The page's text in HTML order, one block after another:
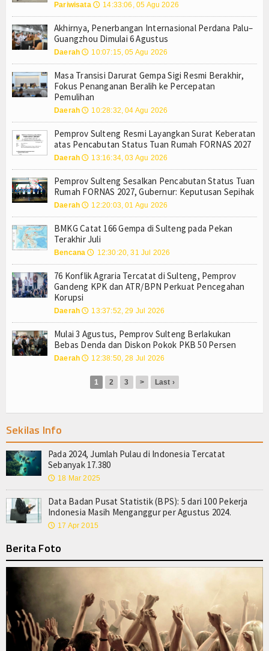
Ceramah
Hikmah
Index Berita
Video
Agenda
Forum
Register
Karyawan Hilang Usai Jatuh dari Tongkang di
Palu, Sigi, dan Donggala Jadi Tujuan Wisata
Akhirnya, Penerbangan Internasional Perdana
Suka Rekam Orang Tanpa Izin Buat Konten?
180 Gempa di Sulteng Tercatat pada Minggu
Perhatikan Kualitas Air, Depot di Palu Diminta
Mahasiswi Asal Morut Meninggal di Kos Palu,
Usai Palu–Guangzhou, Sulteng Bidik Rute
Mayat Perempuan Ditemukan Mengapung di
Karyawan Hilang Usai Jatuh dari Tongkang di
Palu, Sigi, dan Donggala Jadi Tujuan Wisata
Akhirnya, Penerbangan Internasional Perdana
Suka Rekam Orang Tanpa Izin Buat Konten?
180 Gempa di Sulteng Tercatat pada Minggu
Perhatikan Kualitas Air, Depot di Palu Diminta
Pariwisata 🕔 14:33:06, 05 Agu 2026
Akhirnya, Penerbangan Internasional Perdana Palu–
Guangzhou Dimulai 6 Agustus
Daerah 🕔 10:07:15, 05 Agu 2026
Masa Transisi Darurat Gempa Sigi Resmi Berakhir,
Fokus Penanganan Beralih ke Percepatan
Pemulihan
Daerah 🕔 10:28:32, 04 Agu 2026
Pemprov Sulteng Resmi Layangkan Surat Keberatan
atas Pencabutan Status Tuan Rumah FORNAS 2027
Daerah 🕔 13:16:34, 03 Agu 2026
Pemprov Sulteng Sesalkan Pencabutan Status Tuan
Rumah FORNAS 2027, Gubernur: Keputusan Sepihak
Daerah 🕔 12:20:03, 01 Agu 2026
BMKG Catat 166 Gempa di Sulteng pada Pekan
Terakhir Juli
Bencana 🕔 12:30:20, 31 Jul 2026
76 Konflik Agraria Tercatat di Sulteng, Pemprov
Gandeng KPK dan ATR/BPN Perkuat Pencegahan
Korupsi
Daerah 🕔 13:37:52, 29 Jul 2026
Mulai 3 Agustus, Pemprov Sulteng Berlakukan
Bebas Denda dan Diskon Pokok PKB 50 Persen
Daerah 🕔 12:38:50, 28 Jul 2026
1 2 3 > Last ›
Sekilas Info
Pada 2024, Jumlah Pulau di Indonesia Tercatat
Sebanyak 17.380
🕔 18 Mar 2025
Data Badan Pusat Statistik (BPS): 5 dari 100 Pekerja
Indonesia Masih Menganggur per Agustus 2024.
🕔 17 Apr 2015
Berita Foto